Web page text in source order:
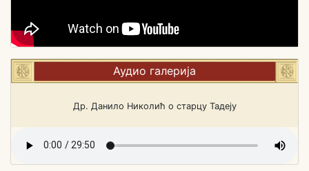
Аудио галерија
Др. Данило Николић о старцу Тадеју